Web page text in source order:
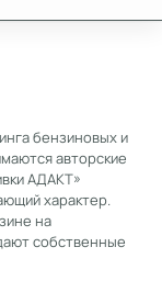
бензиновых и
авторские
АДАКТ»
характер.
на
собственные